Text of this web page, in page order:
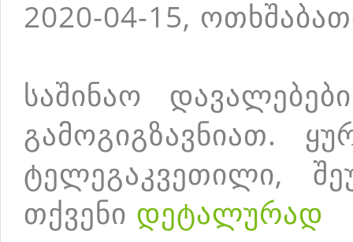
2020-04-15,
საშინაო
გამოგიგზავნიათ.
ტელეგაკვეთილი,
თქვენი დეტალურად